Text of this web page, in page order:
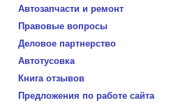
Автозапчасти и ремонт
Правовые вопросы
Деловое партнерство
Автотусовка
Книга отзывов
Предложения по работе сайта